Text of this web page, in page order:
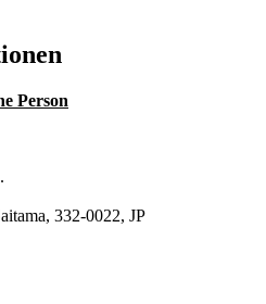
Person
332-0022, JP